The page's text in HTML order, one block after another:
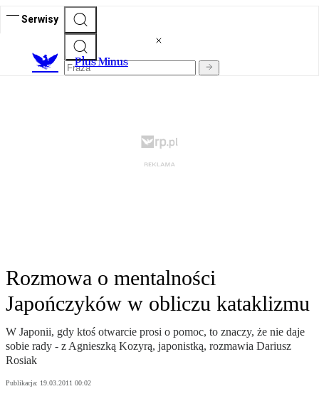
Serwisy
Plus Minus
Rozmowa o mentalności
Japończyków w obliczu kataklizmu
W Japonii, gdy ktoś otwarcie prosi o pomoc, to znaczy, że nie daje
sobie rady - z Agnieszką Kozyrą, japonistką, rozmawia Dariusz
Rosiak
Publikacja: 19.03.2011 00:02